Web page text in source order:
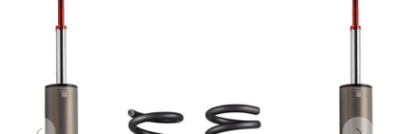
ПОКУПАТЕЛЯМ
Войти